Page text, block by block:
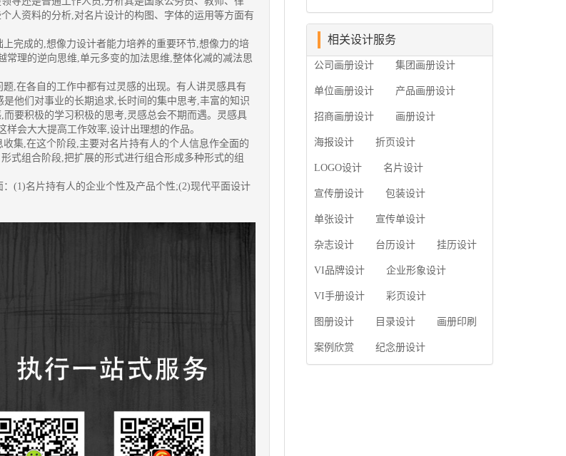
人资料的分析,对名片设计的构图、字体的运用等方面有
完成的,想像力设计者能力培养的重要环节,想像力的培
理的逆向思维,单元多变的加法思维,整体化减的减法思
,在各自的工作中都有过灵感的出现。有人讲灵感具有
他们对事业的长期追求,长时间的集中思考,丰富的知识
要积极的学习积极的思考,灵感总会不期而遇。灵感具
会大大提高工作效率,设计出理想的作品。
集,在这个阶段,主要对名片持有人的个人信息作全面的
式组合阶段,把扩展的形式进行组合形成多种形式的组
(1)名片持有人的企业个性及产品个性;(2)现代平面设计
循以下的原则： 1.详
的、适用范畴并深刻...
古柏设计 古柏品牌
设计系品牌策划与推
面设计、产品包装设
站建设与推广的专业...
画册?高级画册设计公
册设计公司 首先是
员工的能力是否过硬。
这包括调研人员观察捕
捉信息、与企业顺利沟
能力;摄影人员拍摄出真
片的能力;设计人员高水
作软件，深谙画册设...
示企业品牌形象。高档
产品画册设计有哪些小
古柏品牌设计怎么说!高
高档产品画册设计要注
关注 现在企业都在
使用产品画册来进行市
设计就应该更多的重视
一个成功的高档产品画
司的企业精神、核心理
相关设计服务
公司画册设计 集团画册设计
单位画册设计 产品画册设计
招商画册设计 画册设计
海报设计 折页设计
LOGO设计 名片设计
宣传册设计 包装设计
单张设计 宣传单设计
杂志设计 台历设计 挂历设计
VI品牌设计 企业形象设计
VI手册设计 彩页设计
图册设计 目录设计 画册印刷
案例欣赏 纪念册设计